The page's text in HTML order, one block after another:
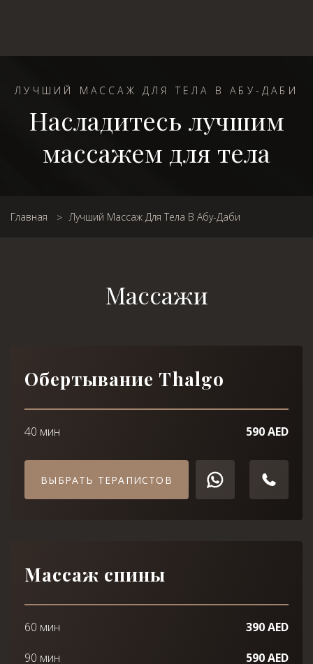
ЛУЧШИЙ МАССАЖ ДЛЯ ТЕЛА В АБУ-ДАБИ
Насладитесь лучшим
массажем для тела
Главная Лучший Массаж Для Тела В Абу-Даби
Массажи
Обертывание Thalgo
40 мин 590 AED
ВЫБРАТЬ ТЕРАПИСТОВ
Массаж спины
60 мин
390 AED
90 мин
590 AED